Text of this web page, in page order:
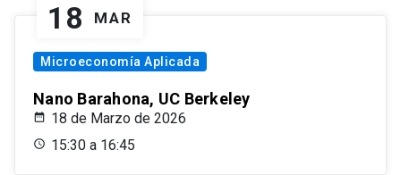
18 MAR
Microeconomía Aplicada
Nano Barahona, UC Berkeley
18 de Marzo de 2026
15:30 a 16:45